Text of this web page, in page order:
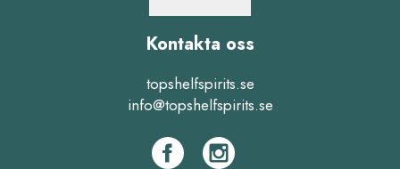
Kontakta oss
topshelfspirits.se
info@topshelfspirits.se